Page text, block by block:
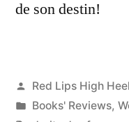
de son destin!
Posted
by
Red Lips High
Posted
Books' Reviews,